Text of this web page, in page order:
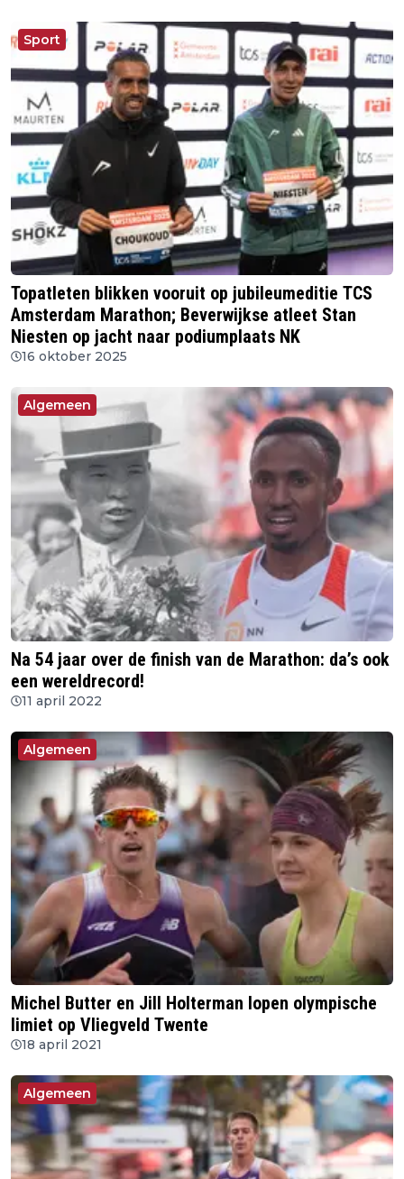
Sport
Topatleten blikken vooruit op jubileumeditie TCS
Amsterdam Marathon; Beverwijkse atleet Stan
Niesten op jacht naar podiumplaats NK
16 oktober 2025
Algemeen
Na 54 jaar over de finish van de Marathon: da’s ook
een wereldrecord!
11 april 2022
Algemeen
Michel Butter en Jill Holterman lopen olympische
limiet op Vliegveld Twente
18 april 2021
Algemeen